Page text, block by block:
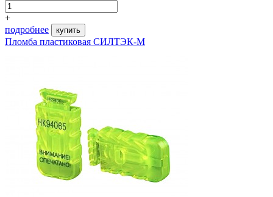
+
подробнее
купить
Пломба пластиковая СИЛТЭК-М